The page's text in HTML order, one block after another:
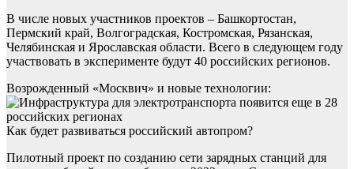
В числе новых участников проектов – Башкортостан,
Пермский край, Волгоградская, Костромская, Рязанская,
Челябинская и Ярославская области. Всего в следующем году
участвовать в эксперименте будут 40 российских регионов.
Возрожденный «Москвич» и новые технологии:
Как будет развиваться российский автопром?
Пилотный проект по созданию сети зарядных станций для